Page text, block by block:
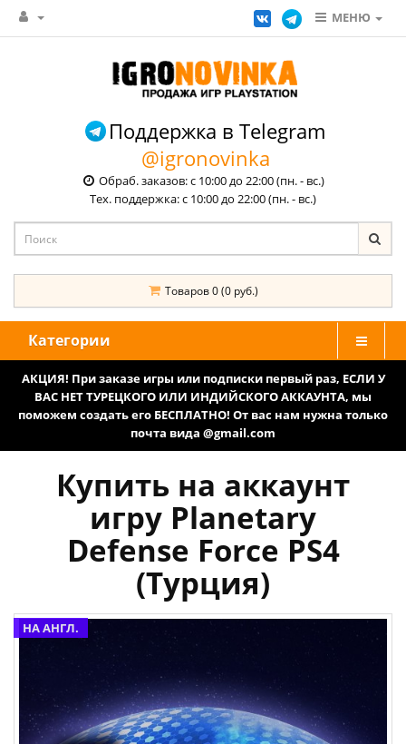
МЕНЮ
Поддержка в Telegram
@igronovinka
Обраб. заказов: с 10:00 до 22:00 (пн. - вс.)
Тех. поддержка: с 10:00 до 22:00 (пн. - вс.)
Товаров 0 (0 руб.)
Категории
АКЦИЯ! При заказе игры или подписки первый раз, ЕСЛИ У
ВАС НЕТ ТУРЕЦКОГО ИЛИ ИНДИЙСКОГО АККАУНТА, мы
поможем создать его БЕСПЛАТНО! От вас нам нужна только
почта вида @gmail.com
Купить на аккаунт
игру Planetary
Defense Force PS4
(Турция)
НА АНГЛ.